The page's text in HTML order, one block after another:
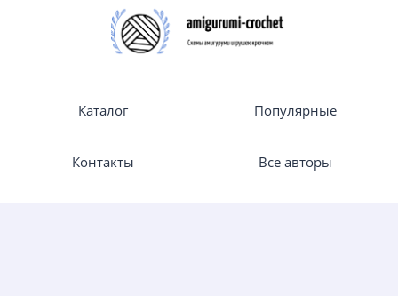
Каталог Популярные
Контакты Все авторы